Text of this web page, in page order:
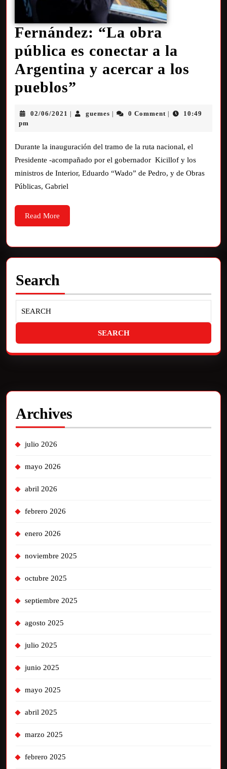
Fernández: “La obra
pública es conectar a la
Argentina y acercar a los
pueblos”
02/06/2021 guemes 0 Comment
10:49
pm
Durante la inauguración del tramo de la ruta nacional, el
Presidente -acompañado por el gobernador Kicillof y los
ministros de Interior, Eduardo “Wado” de Pedro, y de Obras
Públicas, Gabriel
Read More
Search
Archives
julio 2026
mayo 2026
abril 2026
febrero 2026
enero 2026
noviembre 2025
octubre 2025
septiembre 2025
agosto 2025
julio 2025
junio 2025
mayo 2025
abril 2025
marzo 2025
febrero 2025